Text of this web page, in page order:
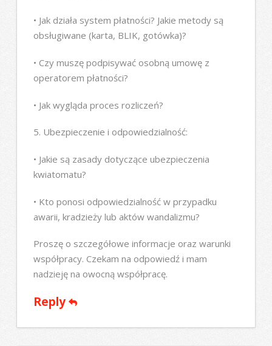
• Jak działa system płatności? Jakie metody są
obsługiwane (karta, BLIK, gotówka)?
• Czy muszę podpisywać osobną umowę z
operatorem płatności?
• Jak wygląda proces rozliczeń?
5. Ubezpieczenie i odpowiedzialność:
• Jakie są zasady dotyczące ubezpieczenia
kwiatomatu?
• Kto ponosi odpowiedzialność w przypadku
awarii, kradzieży lub aktów wandalizmu?
Proszę o szczegółowe informacje oraz warunki
współpracy. Czekam na odpowiedź i mam
nadzieję na owocną współpracę.
Reply